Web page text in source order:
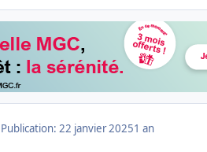
Publication: 22 janvier 20251 an